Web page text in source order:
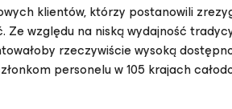
klientów, którzy postanowili
względu na niską wydajność
rzeczywiście wysoką
personelu w 105 krajach